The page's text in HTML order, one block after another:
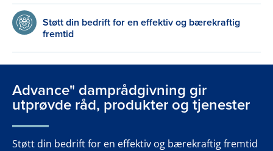
Støtt din bedrift for en effektiv og bærekraftig
fremtid
Advance" damprådgivning gir
utprøvde råd, produkter og tjenester
Støtt din bedrift for en effektiv og bærekraftig fremtid